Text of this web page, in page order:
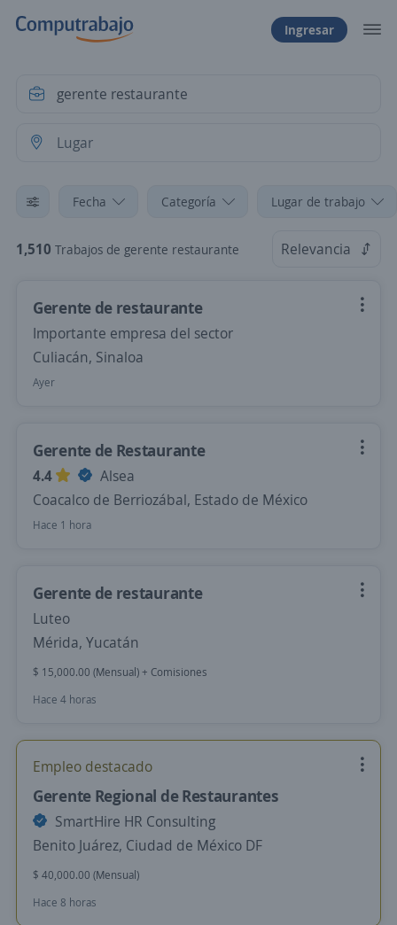
Ingresar
Fecha Categoría Lugar de trabajo
1,510 Trabajos de gerente restaurante Relevancia
Gerente de restaurante
Importante empresa del sector
Culiacán, Sinaloa
Ayer
Gerente de Restaurante
4.4
Alsea
Coacalco de Berriozábal, Estado de México
Hace 1 hora
Gerente de restaurante
Luteo
Mérida, Yucatán
$ 15,000.00 (Mensual) + Comisiones
Hace 4 horas
Empleo destacado
Gerente Regional de Restaurantes
SmartHire HR Consulting
Benito Juárez, Ciudad de México DF
$ 40,000.00 (Mensual)
Hace 8 horas